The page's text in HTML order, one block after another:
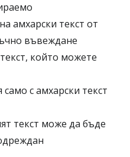
амхарски текст от
въвеждане
който можете
с амхарски текст
текст може да бъде